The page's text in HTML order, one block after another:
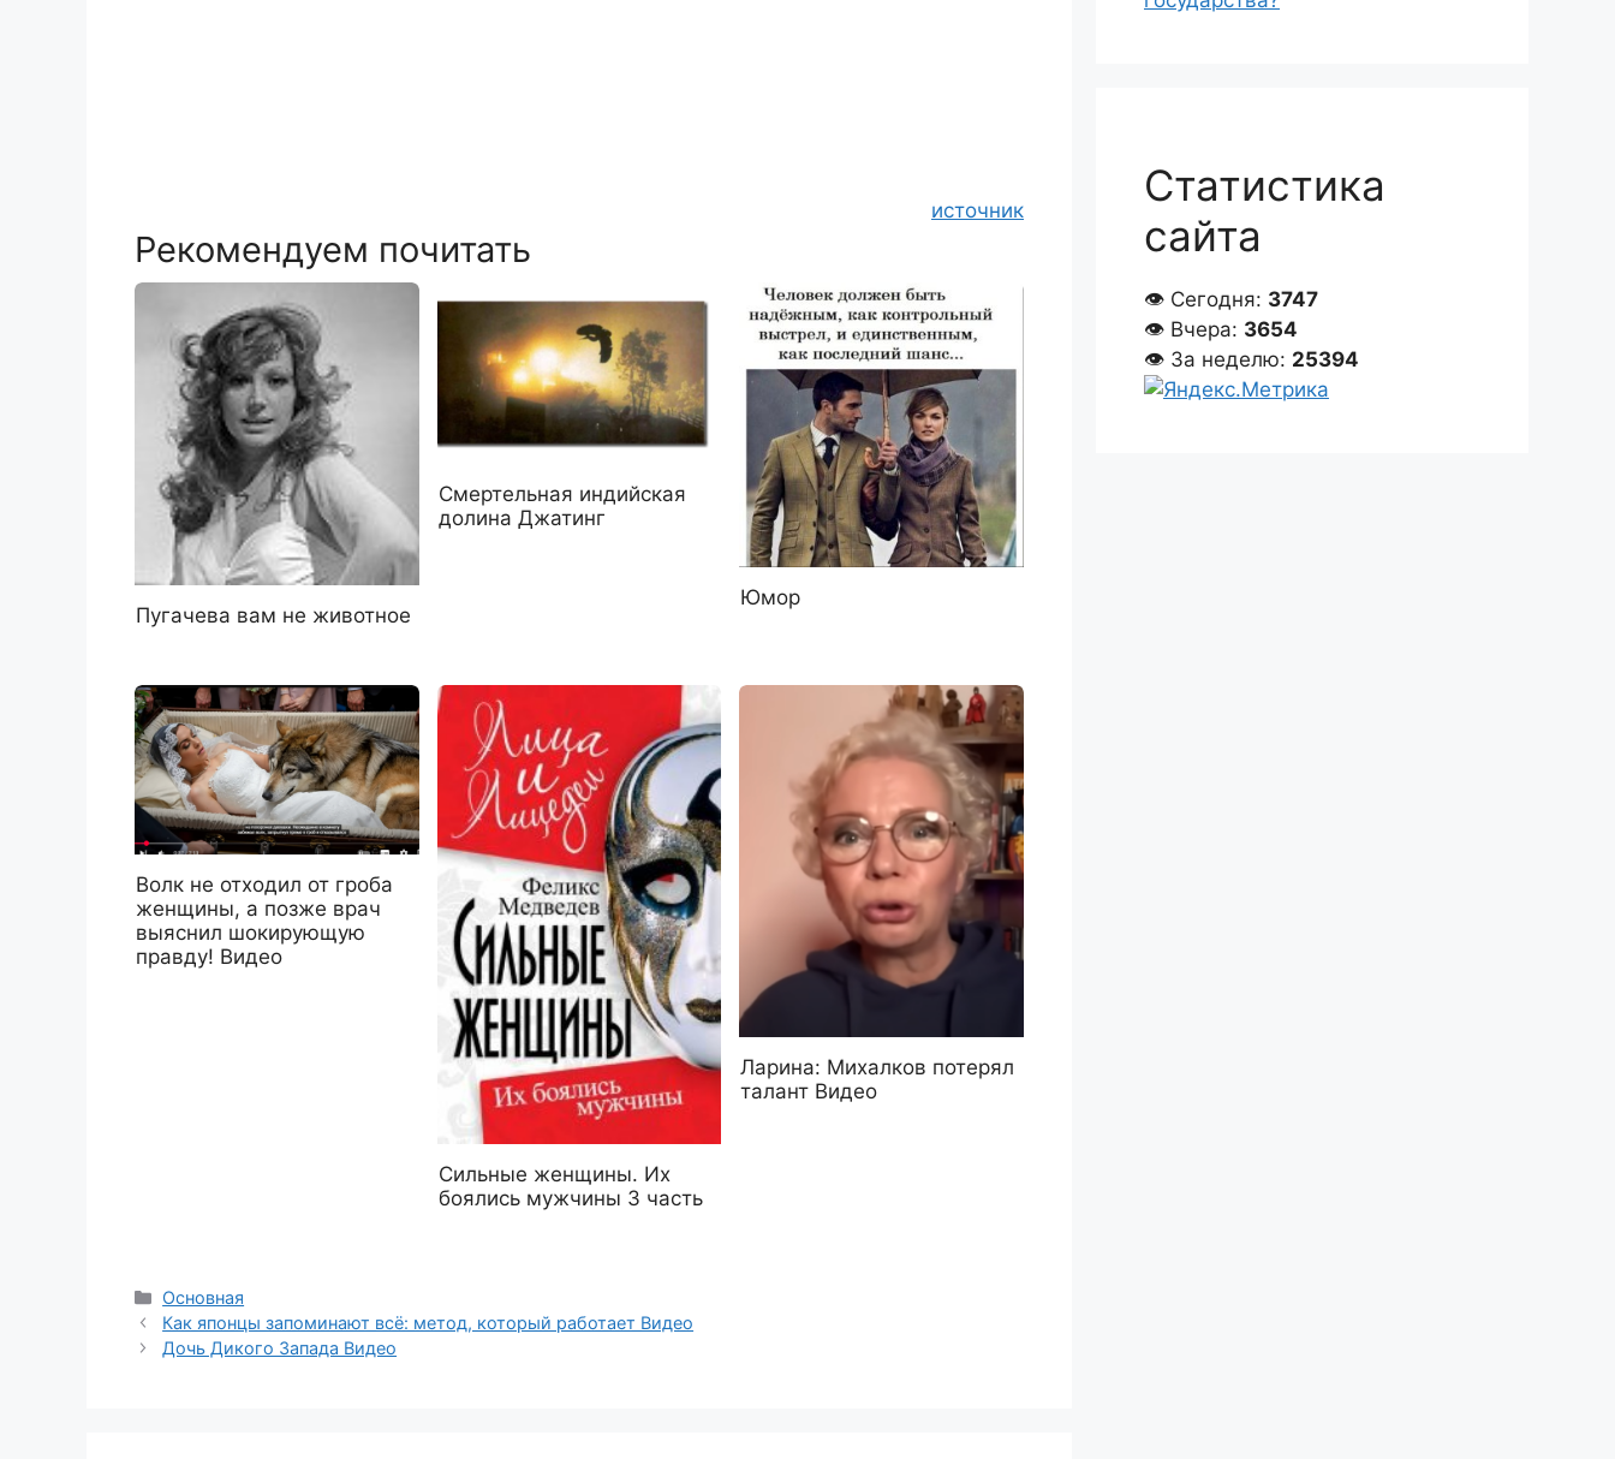
источник
Рекомендуем почитать
Пугачева вам не животное
Смертельная индийская
долина Джатинг
Юмор
Волк не отходил от гроба
женщины, а позже врач
выяснил шокирующую
правду! Видео
Сильные женщины. Их
боялись мужчины 3 часть
Ларина: Михалков потерял
талант Видео
Рубрики
Основная
Как японцы запоминают всё: метод, который работает Видео
Дочь Дикого Запада Видео
Статистика
сайта
👁 Сегодня: 3747
👁 Вчера: 3654
👁 За неделю: 25394